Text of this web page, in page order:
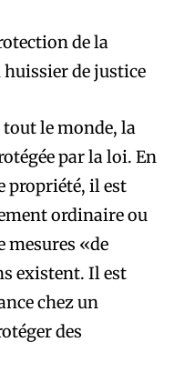
tout le monde, la
par la loi. En
propriété, il est
ordinaire ou
mesures «de
existent. Il est
chez un
des